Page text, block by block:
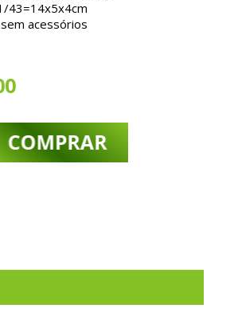
43=14x5x4cm
acessórios